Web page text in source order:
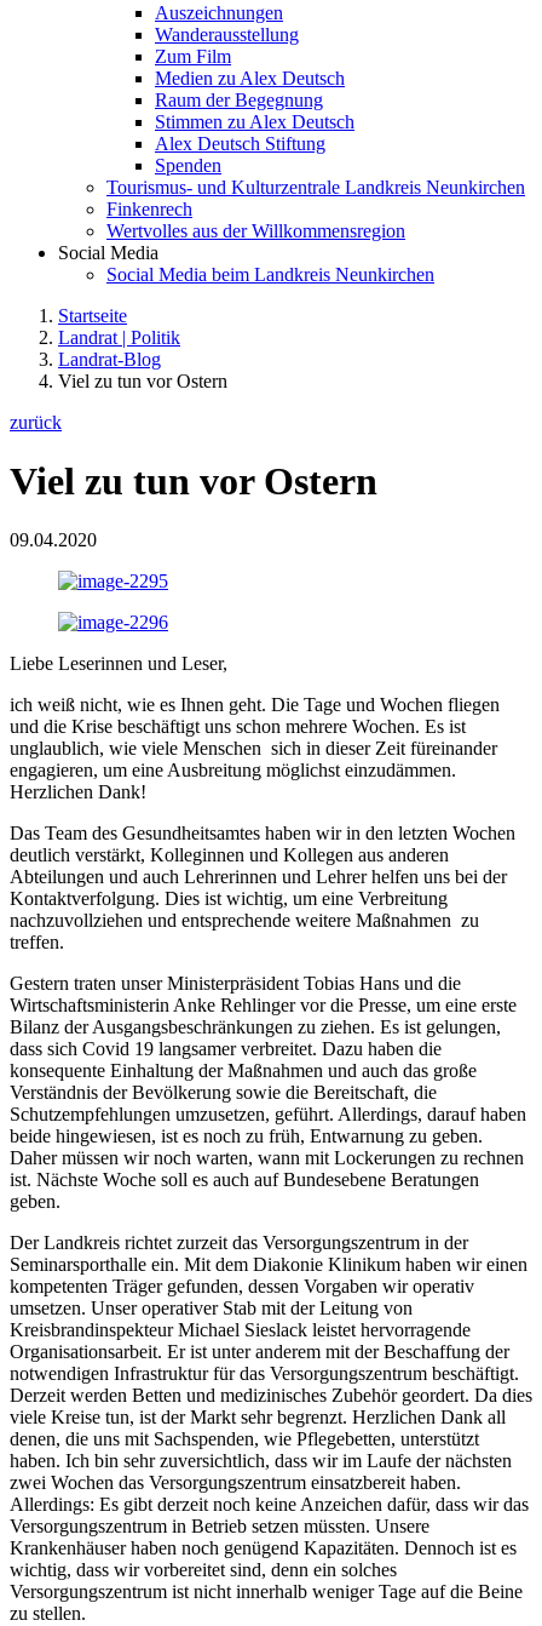
Auszeichnungen
Wanderausstellung
Zum Film
Medien zu Alex Deutsch
Raum der Begegnung
Stimmen zu Alex Deutsch
Alex Deutsch Stiftung
Spenden
Tourismus- und Kulturzentrale Landkreis Neunkirchen
Finkenrech
Wertvolles aus der Willkommensregion
Social Media
Social Media beim Landkreis Neunkirchen
Startseite
Landrat | Politik
Landrat-Blog
Viel zu tun vor Ostern
zurück
Viel zu tun vor Ostern
09.04.2020
Liebe Leserinnen und Leser,
ich weiß nicht, wie es Ihnen geht. Die Tage und Wochen fliegen
und die Krise beschäftigt uns schon mehrere Wochen. Es ist
unglaublich, wie viele Menschen sich in dieser Zeit füreinander
engagieren, um eine Ausbreitung möglichst einzudämmen.
Herzlichen Dank!
Das Team des Gesundheitsamtes haben wir in den letzten Wochen
deutlich verstärkt, Kolleginnen und Kollegen aus anderen
Abteilungen und auch Lehrerinnen und Lehrer helfen uns bei der
Kontaktverfolgung. Dies ist wichtig, um eine Verbreitung
nachzuvollziehen und entsprechende weitere Maßnahmen zu
treffen.
Gestern traten unser Ministerpräsident Tobias Hans und die
Wirtschaftsministerin Anke Rehlinger vor die Presse, um eine erste
Bilanz der Ausgangsbeschränkungen zu ziehen. Es ist gelungen,
dass sich Covid 19 langsamer verbreitet. Dazu haben die
konsequente Einhaltung der Maßnahmen und auch das große
Verständnis der Bevölkerung sowie die Bereitschaft, die
Schutzempfehlungen umzusetzen, geführt. Allerdings, darauf haben
beide hingewiesen, ist es noch zu früh, Entwarnung zu geben.
Daher müssen wir noch warten, wann mit Lockerungen zu rechnen
ist. Nächste Woche soll es auch auf Bundesebene Beratungen
geben.
Der Landkreis richtet zurzeit das Versorgungszentrum in der
Seminarsporthalle ein. Mit dem Diakonie Klinikum haben wir einen
kompetenten Träger gefunden, dessen Vorgaben wir operativ
umsetzen. Unser operativer Stab mit der Leitung von
Kreisbrandinspekteur Michael Sieslack leistet hervorragende
Organisationsarbeit. Er ist unter anderem mit der Beschaffung der
notwendigen Infrastruktur für das Versorgungszentrum beschäftigt.
Derzeit werden Betten und medizinisches Zubehör geordert. Da dies
viele Kreise tun, ist der Markt sehr begrenzt. Herzlichen Dank all
denen, die uns mit Sachspenden, wie Pflegebetten, unterstützt
haben. Ich bin sehr zuversichtlich, dass wir im Laufe der nächsten
zwei Wochen das Versorgungszentrum einsatzbereit haben.
Allerdings: Es gibt derzeit noch keine Anzeichen dafür, dass wir das
Versorgungszentrum in Betrieb setzen müssten. Unsere
Krankenhäuser haben noch genügend Kapazitäten. Dennoch ist es
wichtig, dass wir vorbereitet sind, denn ein solches
Versorgungszentrum ist nicht innerhalb weniger Tage auf die Beine
zu stellen.